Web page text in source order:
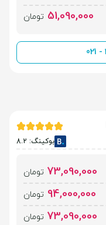
51,090,000 تومان
021
بوکینگ: 8.2
73,090,000 تومان
94,000,000 تومان
73,090,000 تومان